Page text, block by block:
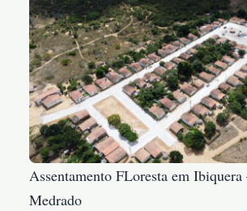
Assentamento FLoresta em
Medrado